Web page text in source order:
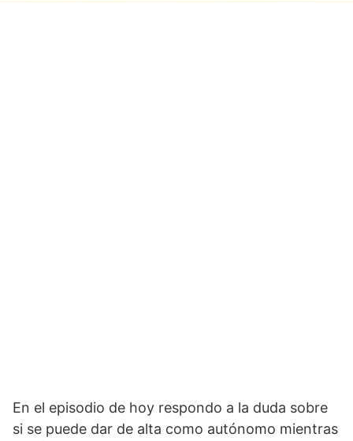
En el episodio de hoy respondo a la duda sobre
si se puede dar de alta como autónomo mientras